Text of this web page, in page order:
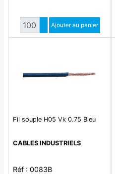
Quantité
Augmenter quantité
Diminuer quantité
Ajouter au panier
Fil souple H05 Vk 0.75 Bleu
CABLES INDUSTRIELS
Réf : 0083B